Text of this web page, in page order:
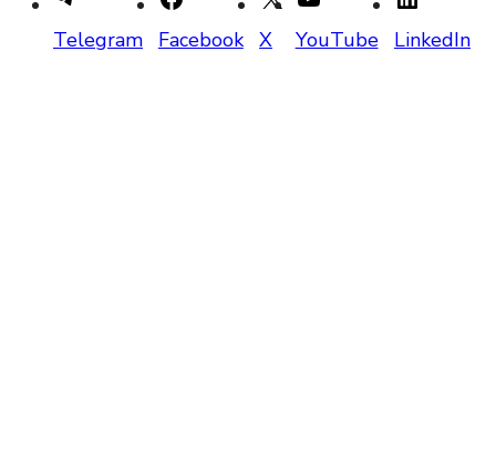
Telegram Facebook X YouTube LinkedIn